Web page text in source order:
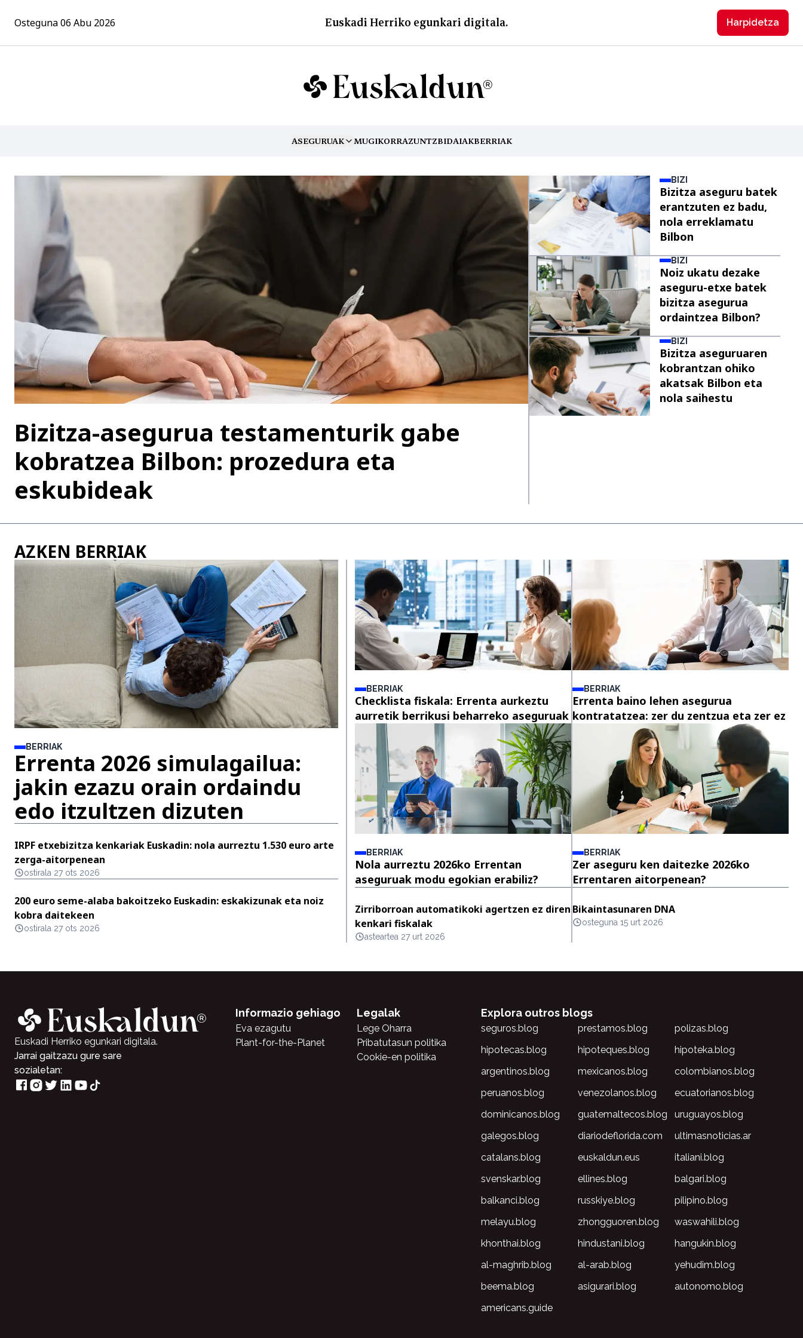
Osteguna 06 Abu 2026 Euskadi Herriko egunkari digitala. Harpidetzа
ASEGURUAK
TOGGLE MENUMUGIKORRAZUNTZBIDAIAKBERRIAK
Bizitza-asegurua testamenturik gabe
kobratzea Bilbon: prozedura eta
eskubideak
BIZI
Bizitza aseguru batek
erantzuten ez badu,
nola erreklamatu
Bilbon
BIZI
Noiz ukatu dezake
aseguru-etxe batek
bizitza asegurua
ordaintzea Bilbon?
BIZI
Bizitza aseguruaren
kobrantzan ohiko
akatsak Bilbon eta
nola saihestu
AZKEN BERRIAK
BERRIAK
Errenta 2026 simulagailua:
jakin ezazu orain ordaindu
edo itzultzen dizuten
IRPF etxebizitza kenkariak Euskadin: nola aurreztu 1.530 euro arte
zerga-aitorpenean
ostirala 27 ots 2026
200 euro seme-alaba bakoitzeko Euskadin: eskakizunak eta noiz
kobra daitekeen
ostirala 27 ots 2026
BERRIAK
Checklista fiskala: Errenta aurkeztu
aurretik berrikusi beharreko aseguruak
BERRIAK
Nola aurreztu 2026ko Errentan
aseguruak modu egokian erabiliz?
Zirriborroan automatikoki agertzen ez diren
kenkari fiskalak
asteartea 27 urt 2026
BERRIAK
Errenta baino lehen asegurua
kontratatzea: zer du zentzua eta zer ez
BERRIAK
Zer aseguru ken daitezke 2026ko
Errentaren aitorpenean?
Bikaintasunaren DNA
osteguna 15 urt 2026
Euskadi Herriko egunkari digitala.
Jarrai gaitzazu gure sare
sozialetan:
Informazio gehiago
Eva ezagutu
Plant-for-the-Planet
Legalak
Lege Oharra
Pribatutasun politika
Cookie-en politika
Explora outros blogs
seguros.blog prestamos.blog
polizas.blog
hipotecas.blog
hipoteques.blog
hipoteka.blog
argentinos.blog
mexicanos.blog
colombianos.blog
peruanos.blog
venezolanos.blog
ecuatorianos.blog
dominicanos.blog
guatemaltecos.blog
uruguayos.blog
galegos.blog
diariodeflorida.com
ultimasnoticias.ar
catalans.blog
euskaldun.eus
italiani.blog
svenskar.blog
ellines.blog
balgari.blog
balkanci.blog
russkiye.blog
pilipino.blog
melayu.blog
zhongguoren.blog
waswahili.blog
khonthai.blog
hindustani.blog
hangukin.blog
al-maghrib.blog
al-arab.blog
yehudim.blog
beema.blog
asigurari.blog
autonomo.blog
americans.guide